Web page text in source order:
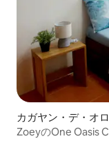
カガヤン・デ・オ
ZoeyのOne Oasis